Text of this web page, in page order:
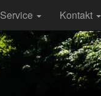
Service Kontakt